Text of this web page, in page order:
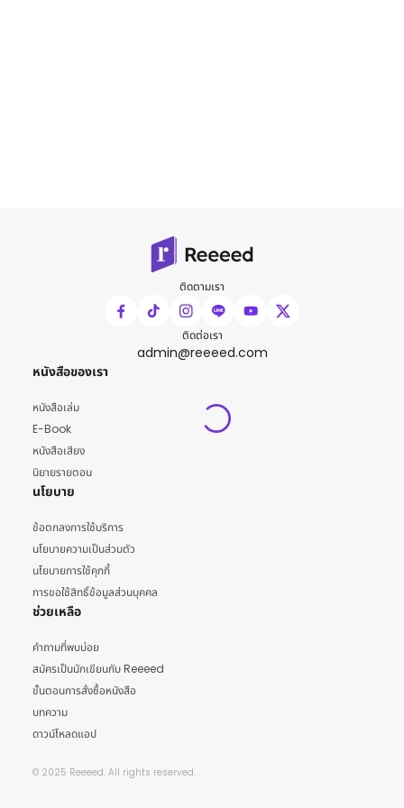
ติดตามเรา
ติดต่อเรา
admin@reeeed.com
หนังสือของเรา
หนังสือเล่ม
E-Book
หนังสือเสียง
นิยายรายตอน
นโยบาย
ข้อตกลงการใช้บริการ
นโยบายความเป็นส่วนตัว
นโยบายการใช้คุกกี้
การขอใช้สิทธิ์ข้อมูลส่วนบุคคล
ช่วยเหลือ
คำถามที่พบบ่อย
สมัครเป็นนักเขียนกับ Reeeed
ขั้นตอนการสั่งซื้อหนังสือ
บทความ
ดาวน์โหลดแอป
© 2025 Reeeed. All rights reserved.